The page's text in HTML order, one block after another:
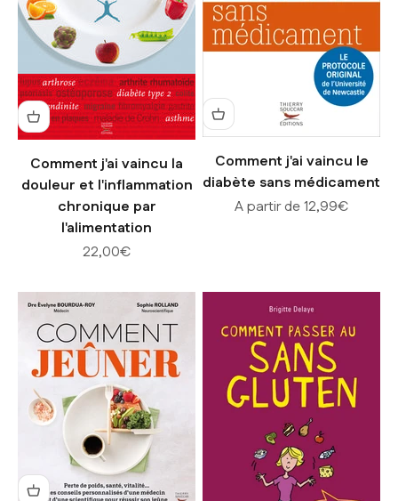
Comment j'ai vaincu la
douleur et l'inflammation
chronique par
l'alimentation
Prix de vente
22,00€
Comment j'ai vaincu le
diabète sans médicament
Prix de vente
A partir de 12,99€